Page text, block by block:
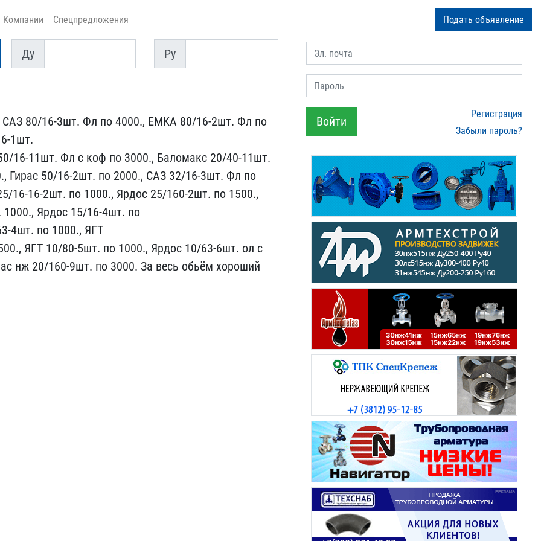
Компании Спецпредложения Подать объявление
Ду
Ду
Py
Py
80/16​-3шт. Фл по 4000., EMKA ​80/16-2шт. Фл по
1шт.
16-11шт. Фл ​с коф по 3000., Баломакс​ 20/40-11шт.
Гирас 50/16-2шт.​ по 2000., САЗ 32/16-3шт​. Фл по
16-16-2шт. по 1000., ​Ярдос 25/160-2шт. по 150​0.,
Ярдос 15/16-4шт. по
4шт. ​по 1000., ЯГТ
ЯГТ 10/80-5ш​т. по 1000., Ярдос 10/63​-6шт. ол с
нж 20/160-9шт. по​ 3000. За весь обьём хор​оший
Эл. почта
Пароль
Войти
Регистрация
Забыли пароль?